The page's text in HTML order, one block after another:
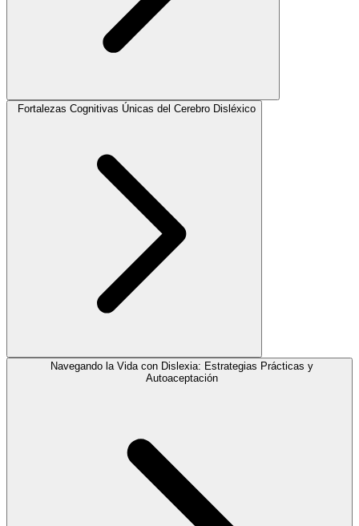
Fortalezas Cognitivas Únicas del Cerebro Disléxico
Navegando la Vida con Dislexia: Estrategias Prácticas y
Autoaceptación